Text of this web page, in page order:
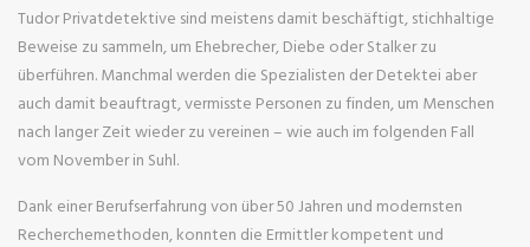
Tudor Privatdetektive sind meistens damit beschäftigt, stichhaltige
Beweise zu sammeln, um Ehebrecher, Diebe oder Stalker zu
überführen. Manchmal werden die Spezialisten der Detektei aber
auch damit beauftragt, vermisste Personen zu finden, um Menschen
nach langer Zeit wieder zu vereinen – wie auch im folgenden Fall
vom November in Suhl.
Dank einer Berufserfahrung von über 50 Jahren und modernsten
Recherchemethoden, konnten die Ermittler kompetent und